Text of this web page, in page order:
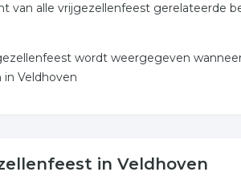
van alle vrijgezellenfeest gerelateerde
wordt weergegeven
in Veldhoven
in Veldhoven